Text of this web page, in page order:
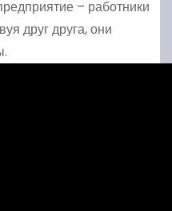
– работники
друг друга, они